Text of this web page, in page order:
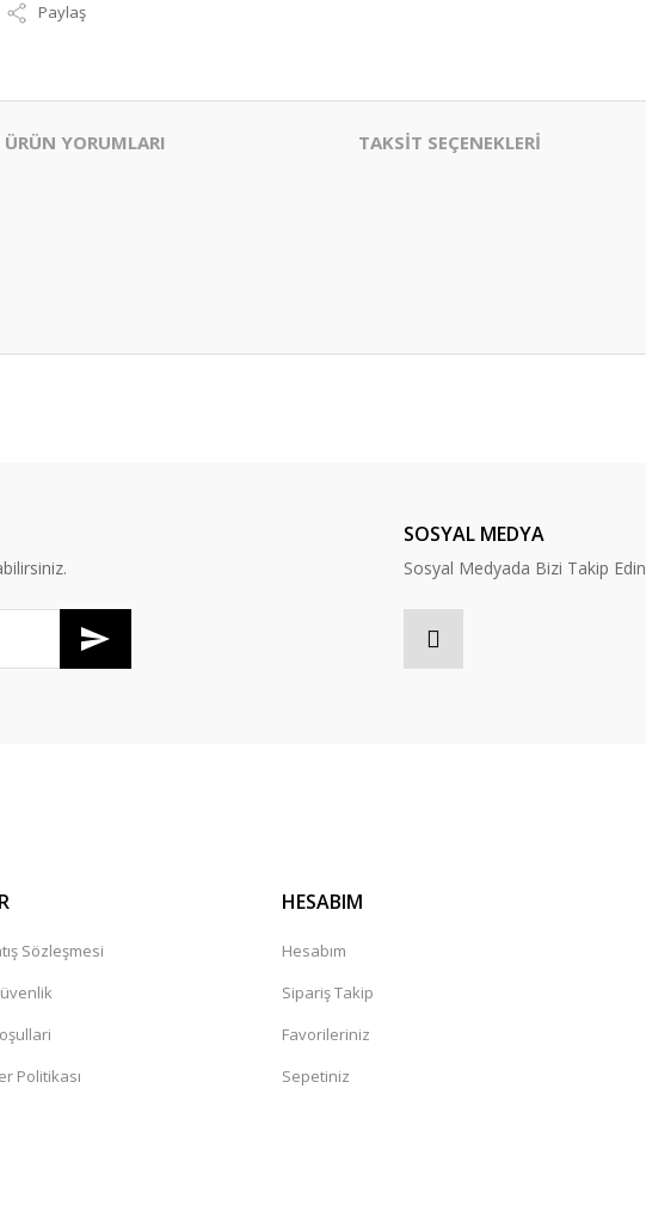
Paylaş
ÜRÜN YORUMLARI TAKSİT SEÇENEKLERİ
SOSYAL MEDYA
Sosyal Medyada Bizi Takip Edin
Sözleşmesi
Politikası
HESABIM
Hesabım
Sipariş Takip
Favorileriniz
Sepetiniz